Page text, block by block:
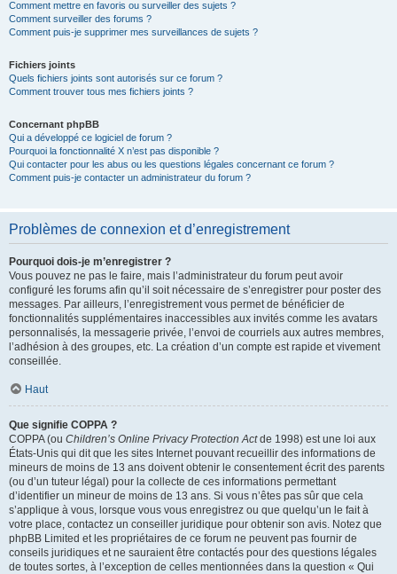
Comment mettre en favoris ou surveiller des sujets ?
Comment surveiller des forums ?
Comment puis-je supprimer mes surveillances de sujets ?
Fichiers joints
Quels fichiers joints sont autorisés sur ce forum ?
Comment trouver tous mes fichiers joints ?
Concernant phpBB
Qui a développé ce logiciel de forum ?
Pourquoi la fonctionnalité X n’est pas disponible ?
Qui contacter pour les abus ou les questions légales concernant ce forum ?
Comment puis-je contacter un administrateur du forum ?
Problèmes de connexion et d’enregistrement
Pourquoi dois-je m’enregistrer ?
Vous pouvez ne pas le faire, mais l’administrateur du forum peut avoir
configuré les forums afin qu’il soit nécessaire de s’enregistrer pour poster des
messages. Par ailleurs, l’enregistrement vous permet de bénéficier de
fonctionnalités supplémentaires inaccessibles aux invités comme les avatars
personnalisés, la messagerie privée, l’envoi de courriels aux autres membres,
l’adhésion à des groupes, etc. La création d’un compte est rapide et vivement
conseillée.
Haut
Que signifie COPPA ?
COPPA (ou Children’s Online Privacy Protection Actde 1998) est une loi aux
États-Unis qui dit que les sites Internet pouvant recueillir des informations de
mineurs de moins de 13 ans doivent obtenir le consentement écrit des parents
(ou d’un tuteur légal) pour la collecte de ces informations permettant
d’identifier un mineur de moins de 13 ans. Si vous n’êtes pas sûr que cela
s’applique à vous, lorsque vous vous enregistrez ou que quelqu’un le fait à
votre place, contactez un conseiller juridique pour obtenir son avis. Notez que
phpBB Limited et les propriétaires de ce forum ne peuvent pas fournir de
conseils juridiques et ne sauraient être contactés pour des questions légales
de toutes sortes, à l’exception de celles mentionnées dans la question « Qui